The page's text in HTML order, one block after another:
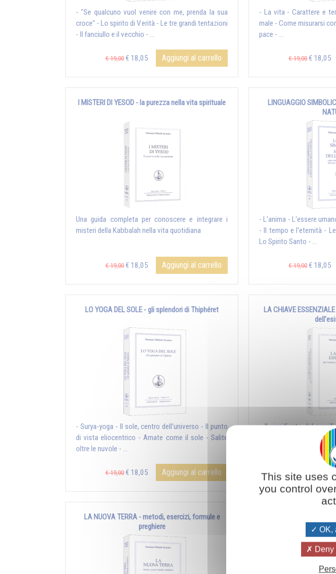
- "Se qualcuno vuol venire con me, prenda la sua
croce" - Lo spirito di Verità - Le tre grandi tentazioni
- Il fanciullo e il vecchio - ...
€ 19,00 € 18,05 Aggiungi al carrello
- La vita - Carattere e
male - Come misurarsi
pace - ...
€ 19,00 € 18,05
I MISTERI DI YESOD - la purezza nella vita spirituale
Una guida completa per conoscere e integrare i
misteri della Kabbalah nella vita quotidiana
€ 19,00 € 18,05 Aggiungi al carrello
LINGUAGGIO
- L'anima - L'essere
- Il tempo e l'eternità -
Lo Spirito Santo - ...
€ 19,00 € 18,05
LO YOGA DEL SOLE - gli splendori di Thiphéret
- Surya-yoga - Il sole, centro dell'universo - Il punto
di vista eliocentrico - Amate come il sole - Salite
oltre le nuvole - ...
€ 19,00 € 18,05 Aggiungi al carrello
LA CHIAVE
- Il significato del
addomesticare gli
ciò che è di Cesare - ...
€ 19,00 € 18,05
LA NUOVA TERRA - metodi, esercizi, formule e
preghiere
This site uses
you control
OK,